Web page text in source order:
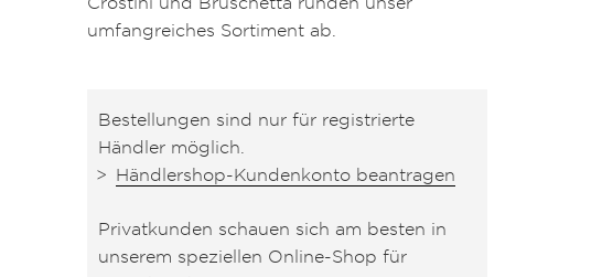
umfangreiches Sortiment ab.
Bestellungen sind nur für registrierte
Händler möglich.
Händlershop-Kundenkonto beantragen
Privatkunden schauen sich am besten in
unserem speziellen Online-Shop für